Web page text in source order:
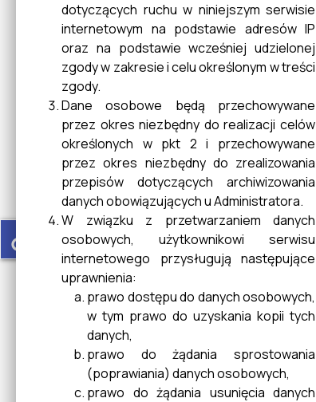
Portal mapowy
Obrona Cywilna Zarządzanie
Kryzysowe
Miejska Komisja
Rozwiązywania Problemów
Alkoholowych
Statystyka Budynku UMIG w
Cieszanowie
MostTheMost
dotyczących ruchu w niniejszym serwisie
internetowym na podstawie adresów IP
oraz na podstawie wcześniej udzielonej
zgody w zakresie i celu określonym w treści
zgody.
Dane osobowe będą przechowywane
przez okres niezbędny do realizacji celów
określonych w pkt 2 i przechowywane
przez okres niezbędny do zrealizowania
przepisów dotyczących archiwizowania
danych obowiązujących u Administratora.
W związku z przetwarzaniem danych
osobowych, użytkownikowi serwisu
internetowego przysługują następujące
uprawnienia:
prawo dostępu do danych osobowych,
w tym prawo do uzyskania kopii tych
danych,
prawo do żądania sprostowania
(poprawiania) danych osobowych,
prawo do żądania usunięcia danych
accessible